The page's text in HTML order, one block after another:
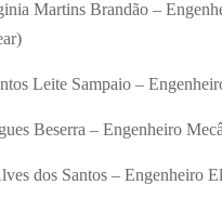
Martins Brandão –
Leite Sampaio –
Beserra – Engenheiro
dos Santos – Engenheiro